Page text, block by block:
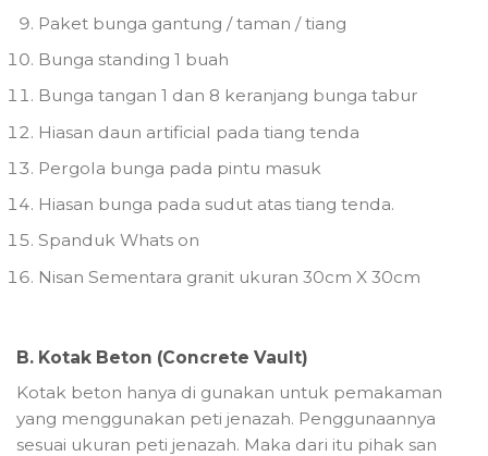
Paket bunga gantung / taman / tiang
Bunga standing 1 buah
Bunga tangan 1 dan 8 keranjang bunga tabur
Hiasan daun artificial pada tiang tenda
Pergola bunga pada pintu masuk
Hiasan bunga pada sudut atas tiang tenda.
Spanduk Whats on
Nisan Sementara granit ukuran 30cm X 30cm
B. Kotak Beton (Concrete Vault)
Kotak beton hanya di gunakan untuk pemakaman
yang menggunakan peti jenazah. Penggunaannya
sesuai ukuran peti jenazah. Maka dari itu pihak san